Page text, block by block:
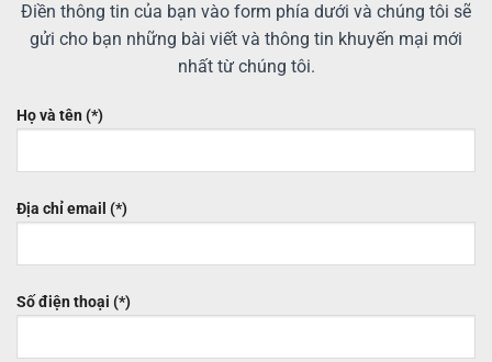
Điền thông tin của bạn vào form phía dưới và chúng tôi sẽ
gửi cho bạn những bài viết và thông tin khuyến mại mới
nhất từ chúng tôi.
Họ và tên (*)
Địa chỉ email (*)
Số điện thoại (*)